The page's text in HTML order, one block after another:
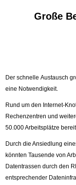
Große
Der schnelle Austausch
eine Notwendigkeit.
Rund um den Internet-
Rechenzentren und
50.000 Arbeitsplätze
Durch die Ansiedlung
könnten Tausende von
Datentrassen durch den
entsprechender